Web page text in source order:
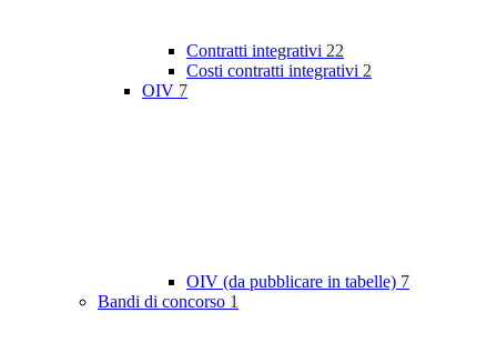
Contratti integrativi 22
Costi contratti integrativi 2
OIV 7
OIV (da pubblicare in tabelle) 7
Bandi di concorso 1